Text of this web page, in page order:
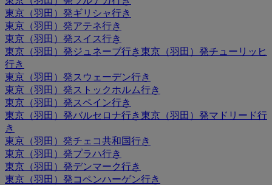
東京（羽田）発ギリシャ行き
東京（羽田）発アテネ行き
東京（羽田）発スイス行き
東京（羽田）発ジュネーブ行き東京（羽田）発チューリッヒ
行き
東京（羽田）発スウェーデン行き
東京（羽田）発ストックホルム行き
東京（羽田）発スペイン行き
東京（羽田）発バルセロナ行き東京（羽田）発マドリード行
き
東京（羽田）発チェコ共和国行き
東京（羽田）発プラハ行き
東京（羽田）発デンマーク行き
東京（羽田）発コペンハーゲン行き